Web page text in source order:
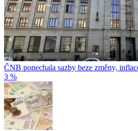
ČNB ponechala sazby beze změny,
3 %